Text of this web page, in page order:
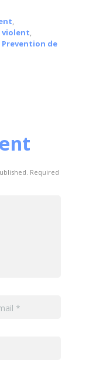
,
violent,
Prevention de
Required